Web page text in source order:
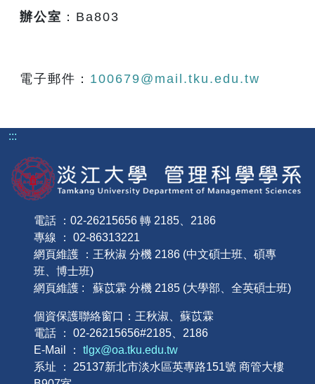
辦公室 ：Ba803
電子郵件： 100679@mail.tku.edu.tw
:::
電話 ：02-26215656 轉 2185、2186
專線 ： 02-86313221
網頁維護 ：王秋淑 分機 2186 (中文碩士班、碩專
班、博士班)
網頁維護 : 蘇苡霖 分機 2185 (大學部、全英碩士班)
個資保護聯絡窗口：王秋淑、蘇苡霖
電話 ： 02-26215656#2185、2186
E-Mail ： tlgx@oa.tku.edu.tw
系址 ： 25137新北市淡水區英專路151號 商管大樓